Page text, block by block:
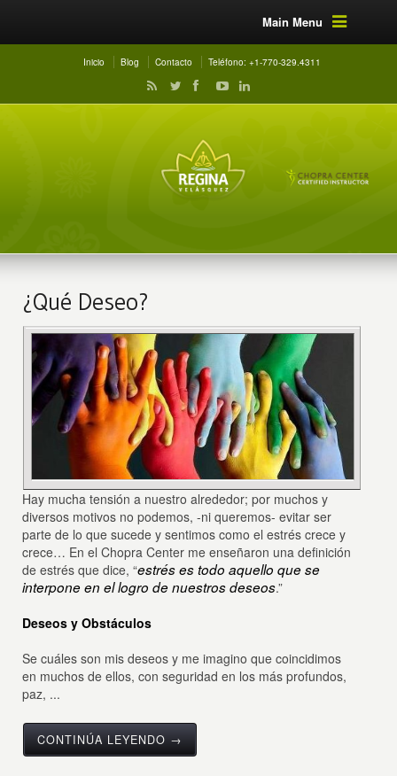
Main Menu
Inicio Blog Contacto Teléfono: +1-770-329.4311
¿Qué Deseo?
Hay mucha tensión a nuestro alrededor; por muchos y
diversos motivos no podemos, -ni queremos- evitar ser
parte de lo que sucede y sentimos como el estrés crece y
crece… En el Chopra Center me enseñaron una definición
de estrés que dice, “estrés es todo aquello que se
interpone en el logro de nuestros deseos.”
Deseos y Obstáculos
Se cuáles son mis deseos y me imagino que coincidimos
en muchos de ellos, con seguridad en los más profundos,
paz, ...
CONTINÚA LEYENDO →